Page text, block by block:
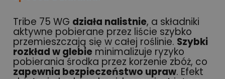
Tribe 75 WG działa nalistnie, a składniki
aktywne pobierane przez liście szybko
przemieszczają się w całej roślinie. Szybki
rozkład w glebie minimalizuje ryzyko
pobierania środka przez korzenie zbóż, co
zapewnia bezpieczeństwo upraw. Efekt